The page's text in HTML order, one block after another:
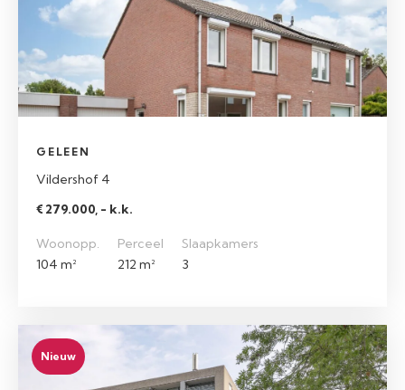
GELEEN
Vildershof 4
€ 279.000, - k.k.
Woonopp.
104 m²
Perceel
212 m²
Slaapkamers
3
Nieuw